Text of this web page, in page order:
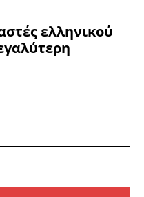
ελληνικού